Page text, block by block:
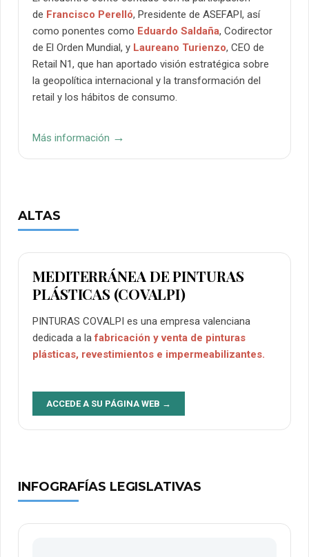
de Francisco Perelló, Presidente de ASEFAPI, así
como ponentes como Eduardo Saldaña, Codirector
de El Orden Mundial, y Laureano Turienzo, CEO de
Retail N1, que han aportado visión estratégica sobre
la geopolítica internacional y la transformación del
retail y los hábitos de consumo.
Más información →
ALTAS
MEDITERRÁNEA DE PINTURAS
PLÁSTICAS (COVALPI)
PINTURAS COVALPI es una empresa valenciana
dedicada a lafabricación y venta de pinturas
plásticas, revestimientos e impermeabilizantes.
ACCEDE A SU PÁGINA WEB →
INFOGRAFÍAS LEGISLATIVAS